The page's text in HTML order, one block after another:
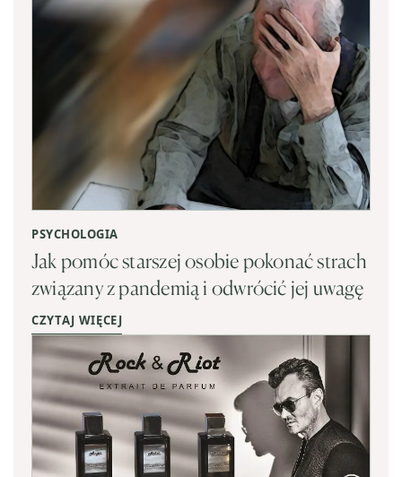
PSYCHOLOGIA
Jak pomóc starszej osobie pokonać strach
związany z pandemią i odwrócić jej uwagę
CZYTAJ WIĘCEJ